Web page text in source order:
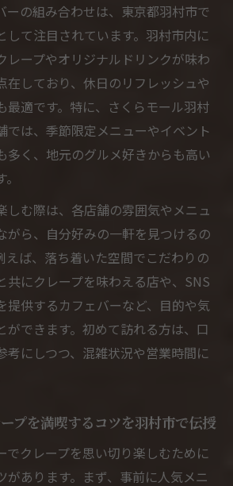
ーの組み合わせは、東京都羽村市で
して注目されています。羽村市内に
レープやオリジナルドリンクが味わ
在しており、休日のリフレッシュや
最適です。特に、さくらモール羽村
では、季節限定メニューやイベント
多く、地元のグルメ好きからも高い
しむ際は、各店舗の雰囲気やメニュ
がら、自分好みの一軒を見つけるの
えば、落ち着いた空間でこだわりの
共にクレープを味わえる店や、SNS
提供するカフェバーなど、目的や気
ができます。初めて訪れる方は、口
考にしつつ、混雑状況や営業時間に
プを満喫するコツを羽村市で伝授
でクレープを思い切り楽しむために
があります。まず、事前に人気メニ